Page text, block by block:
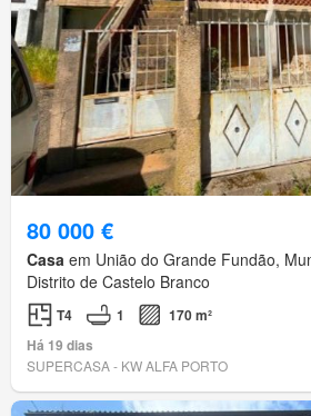
80 000 €
Casa em União do Grande Fundão,
Distrito de Castelo Branco
T4 1
170 m²
Há 19 dias
SUPERCASA - KW ALFA PORTO